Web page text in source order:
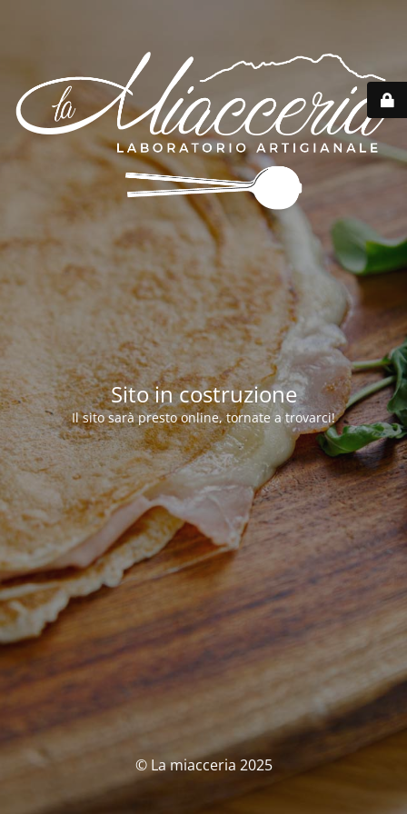
Sito in costruzione
Il sito sarà presto online, tornate a trovarci!
© La miacceria 2025